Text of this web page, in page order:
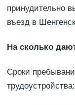
принудительно
въезд в
На сколько
Сроки
трудоустройства: